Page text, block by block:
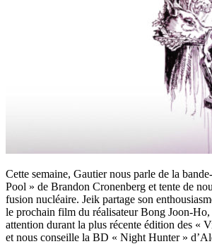
Cette semaine, Gautier nous parle de la
Pool » de Brandon Cronenberg et tente de
fusion nucléaire. Jeik partage son
le prochain film du réalisateur Bong Joon-Ho,
attention durant la plus récente édition des «
et nous conseille la BD « Night Hunter »